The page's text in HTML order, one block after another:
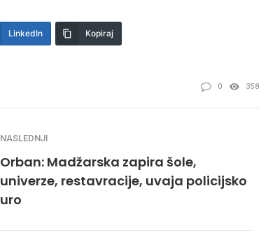
LinkedIn Kopiraj
0 358
NASLEDNJI
Orban: Madžarska zapira šole,
univerze, restavracije, uvaja policijsko
uro